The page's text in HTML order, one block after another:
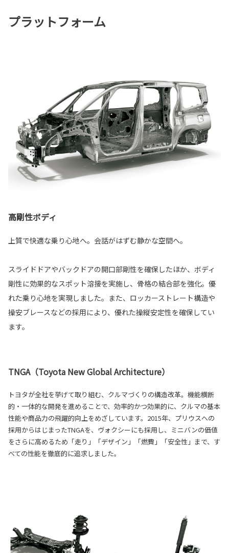
プラットフォーム
高剛性ボディ
上質で快適な乗り心地へ。会話がはずむ静かな空間へ。
スライドドアやバックドアの開口部剛性を確保したほか、ボディ
剛性に効果的なスポット溶接を実施し、骨格の結合部を強化。優
れた乗り心地を実現しました。また、ロッカーストレート構造や
操安ブレースなどの採用により、優れた操縦安定性を確保してい
ます。
TNGA（Toyota New Global Architecture）
トヨタが全社を挙げて取り組む、クルマづくりの構造改革。機能横断
的・一体的な開発を進めることで、効率的かつ効果的に、クルマの基本
性能や商品力の飛躍的向上をめざしています。2015年、プリウスへの
採用からはじまったTNGAを、ヴォクシーにも採用し、ミニバンの価値
をさらに高めるため「走り」「デザイン」「燃費」「安全性」まで、す
べての性能を徹底的に追求しました。